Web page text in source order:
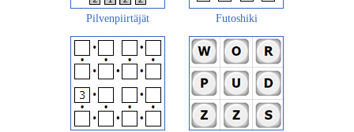
Pilvenpiirtäjät Futoshiki